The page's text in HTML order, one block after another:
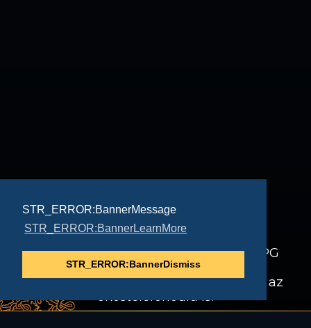
STR_ERROR:BannerMessage
STR_ERROR:BannerLearnMore
STR_ERROR:BannerDismiss
Fedezd fel a magával ragadó MMORPG
Reneszánsz Királyságokat, amely
immáron korai hozzáféréssel elérhető az